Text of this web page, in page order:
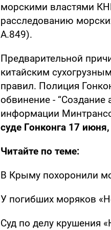
морскими властями
расследованию
А.849).
Предварительной
китайским
правил. Полиция
обвинение - “Создание
информации
суде Гонконга 17
Читайте по теме:
В Крыму похоронили
У погибших моряков
Суд по делу крушения